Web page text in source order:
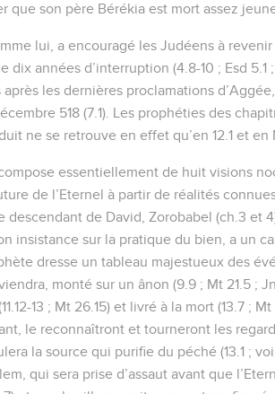
que son père Bérékia est mort assez jeune
lui, a encouragé les Judéens à revenir
années d’interruption (4.8-10 ; Esd 5.1
les dernières proclamations
518 (7.1). Les prophéties des
ne se retrouve en effet qu’en 12.1 et en
compose essentiellement de huit visions
de l’Eternel à partir de réalités
descendant de David, Zorobabel (ch.3 et
insistance sur la pratique du bien, a un
dresse un tableau majestueux des
monté sur un ânon (9.9 ; Mt 21.5 ; Jn
13 ; Mt 26.15) et livré à la mort (13.7 ; Mt
le reconnaîtront et tourneront les
la source qui purifie du péché (13.1 ;
qui sera prise d’assaut avant que